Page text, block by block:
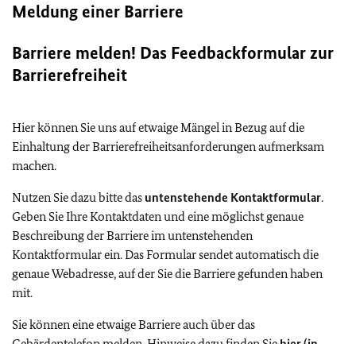
Meldung einer Barriere
Barriere melden! Das Feedbackformular zur
Barrierefreiheit
Hier können Sie uns auf etwaige Mängel in Bezug auf die
Einhaltung der Barrierefreiheitsanforderungen aufmerksam
machen.
Nutzen Sie dazu bitte das untenstehende Kontaktformular.
Geben Sie Ihre Kontaktdaten und eine möglichst genaue
Beschreibung der Barriere im untenstehenden
Kontaktformular ein. Das Formular sendet automatisch die
genaue Webadresse, auf der Sie die Barriere gefunden haben
mit.
Sie können eine etwaige Barriere auch über das